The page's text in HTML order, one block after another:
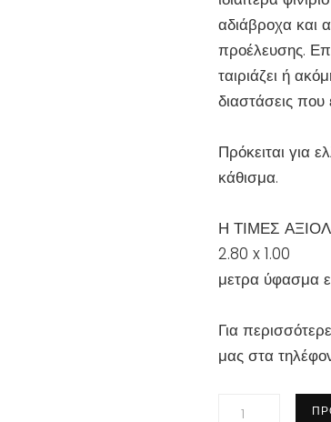
αδιάβροχα και
προέλευσης.
ταιριάζει ή
διαστάσεις που
Πρόκειται για
κάθισμα.
Η ΤΙΜΕΣ
2.80 x 1.00
μετρα ύφασμα
Για
μας στα
Καναπές